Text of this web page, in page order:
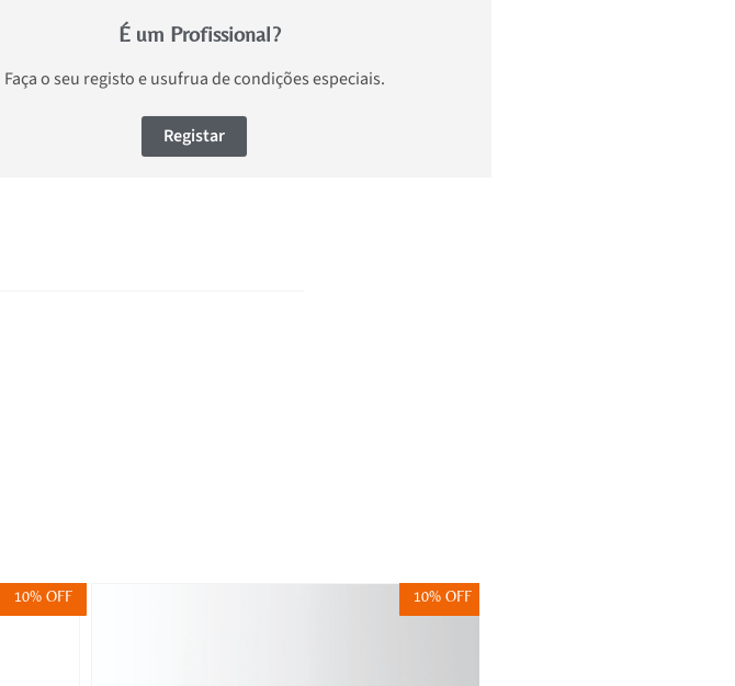
É um Profissional?
Faça o seu registo e usufrua de condições especiais.
Registar
10% OFF 10% OFF